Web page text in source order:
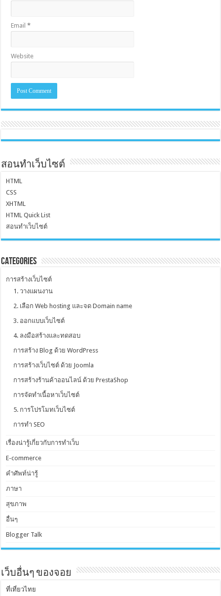
Email*
Website
สอนทำเว็บไซต์
HTML
CSS
XHTML
HTML Quick List
สอนทำเว็บไซต์
Categories
การสร้างเว็บไซต์
1. วางแผนงาน
2. เลือก Web hosting และจด Domain name
3. ออกแบบเว็บไซต์
4. ลงมือสร้างและทดสอบ
การสร้าง Blog ด้วย WordPress
การสร้างเว็บไซต์ ด้วย Joomla
การสร้างร้านค้าออนไลน์ ด้วย PrestaShop
การจัดทำเนื้อหาเว็บไซต์
5. การโปรโมทเว็บไซต์
การทำ SEO
เรื่องน่ารู้เกี่ยวกับการทำเว็บ
E-commerce
คำศัพท์น่ารู้
ภาษา
สุขภาพ
อื่นๆ
Blogger Talk
เว็บอื่นๆ ของจอย
ที่เที่ยวไทย